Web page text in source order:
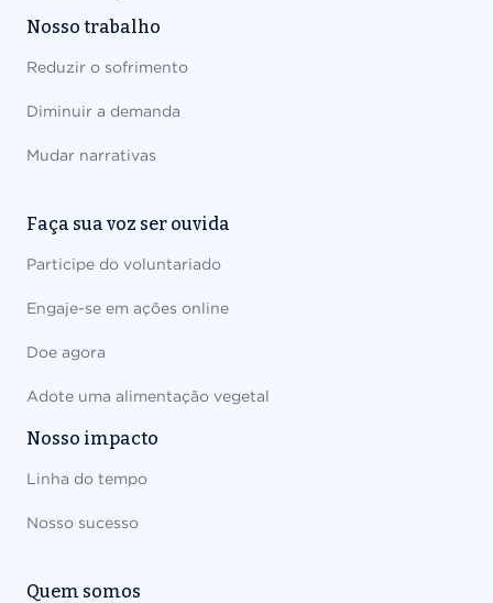
Nosso trabalho
Reduzir o sofrimento
Diminuir a demanda
Mudar narrativas
Faça sua voz ser ouvida
Participe do voluntariado
Engaje-se em ações online
Doe agora
Adote uma alimentação vegetal
Nosso impacto
Linha do tempo
Nosso sucesso
Quem somos